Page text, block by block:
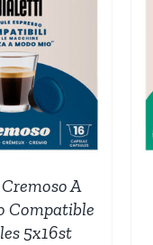
A
Compatible
5x16st
DETAILS